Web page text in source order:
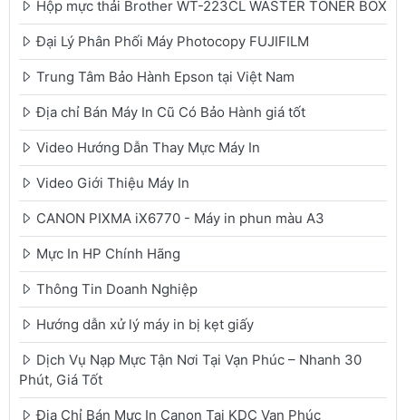
Hộp mực thải Brother WT-223CL WASTER TONER BOX
Đại Lý Phân Phối Máy Photocopy FUJIFILM
Trung Tâm Bảo Hành Epson tại Việt Nam
Địa chỉ Bán Máy In Cũ Có Bảo Hành giá tốt
Video Hướng Dẫn Thay Mực Máy In
Video Giới Thiệu Máy In
CANON PIXMA iX6770 - Máy in phun màu A3
Mực In HP Chính Hãng
Thông Tin Doanh Nghiệp
Hướng dẫn xử lý máy in bị kẹt giấy
Dịch Vụ Nạp Mực Tận Nơi Tại Vạn Phúc – Nhanh 30
Phút, Giá Tốt
Địa Chỉ Bán Mực In Canon Tại KDC Vạn Phúc